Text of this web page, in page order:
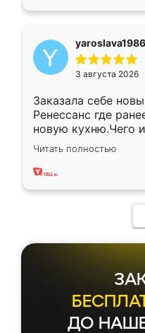
yaroslava1986
3 августа 2026
Заказала себе
Ренессанс где
новую кухню.Чего
вполне довольна.
два года, нареканий
Читать полностью
ДО